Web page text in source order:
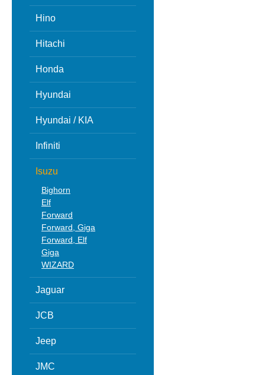
Hino
Hitachi
Honda
Hyundai
Hyundai / KIA
Infiniti
Isuzu
Bighorn
Elf
Forward
Forward, Giga
Forward, Elf
Giga
WIZARD
Jaguar
JCB
Jeep
JMC